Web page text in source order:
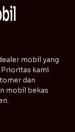
mobil yang
Prioritas kami
dan
mobil bekas